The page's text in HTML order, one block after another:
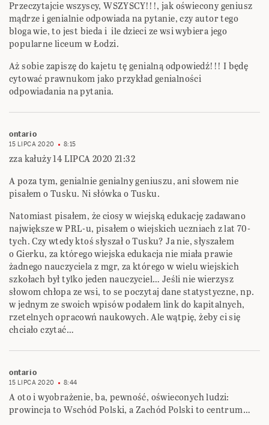
Przeczytajcie wszyscy, WSZYSCY!!!, jak oświecony geniusz
mądrze i genialnie odpowiada na pytanie, czy autor tego
bloga wie, to jest bieda i ile dzieci ze wsi wybiera jego
popularne liceum w Łodzi.
Aż sobie zapiszę do kajetu tę genialną odpowiedź!!! I będę
cytować prawnukom jako przykład genialności
odpowiadania na pytania.
ontario
15 LIPCA 2020 8:15
zza kałuży 14 LIPCA 2020 21:32
A poza tym, genialnie genialny geniuszu, ani słowem nie
pisałem o Tusku. Ni słówka o Tusku.
Natomiast pisałem, że ciosy w wiejską edukację zadawano
największe w PRL-u, pisałem o wiejskich uczniach z lat 70-
tych. Czy wtedy ktoś słyszał o Tusku? Ja nie, słyszałem
o Gierku, za którego wiejska edukacja nie miała prawie
żadnego nauczyciela z mgr, za którego w wielu wiejskich
szkołach był tylko jeden nauczyciel… Jeśli nie wierzysz
słowom chłopa ze wsi, to se poczytaj dane statystyczne, np.
w jednym ze swoich wpisów podałem link do kapitalnych,
rzetelnych opracowń naukowych. Ale wątpię, żeby ci się
chciało czytać…
ontario
15 LIPCA 2020 8:44
A oto i wyobrażenie, ba, pewność, oświeconych ludzi:
prowincja to Wschód Polski, a Zachód Polski to centrum…